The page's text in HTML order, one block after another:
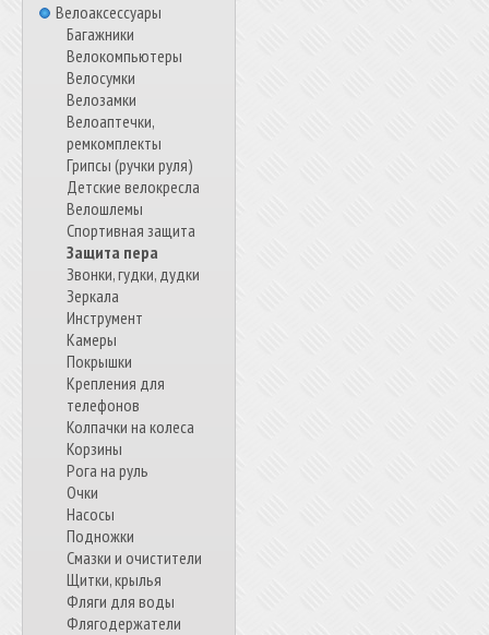
Велоаксессуары
Багажники
Велокомпьютеры
Велосумки
Велозамки
Велоаптечки,
ремкомплекты
Грипсы (ручки руля)
Детские велокресла
Велошлемы
Спортивная защита
Защита пера
Звонки, гудки, дудки
Зеркала
Инструмент
Камеры
Покрышки
Крепления для
телефонов
Колпачки на колеса
Корзины
Рога на руль
Очки
Насосы
Подножки
Смазки и очистители
Щитки, крылья
Фляги для воды
Флягодержатели